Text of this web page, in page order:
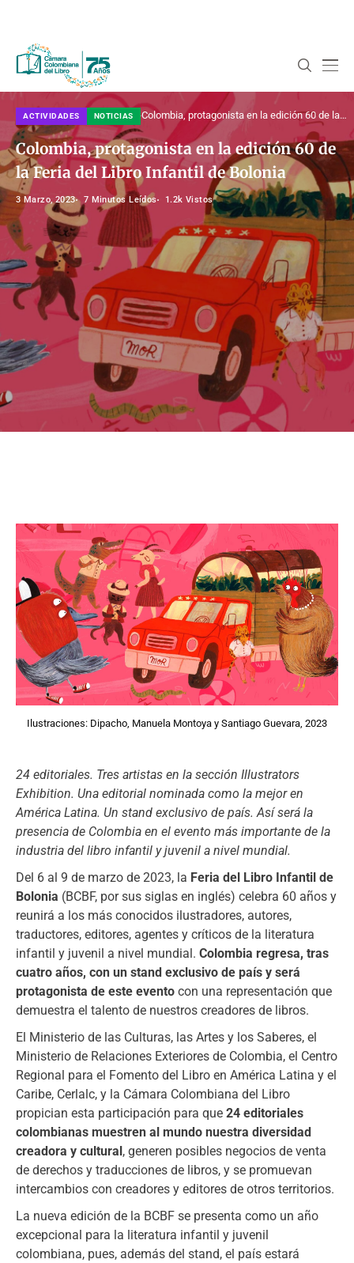
Home Noticias Actividades
Colombia, protagonista en la edición 60 de la
Feria del Libro Infantil de Bolonia
ACTIVIDADES NOTICIAS
Colombia, protagonista en la edición 60 de
la Feria del Libro Infantil de Bolonia
3 Marzo, 2023 7 Minutos Leídos 1.2k Vistos
Ilustraciones: Dipacho, Manuela Montoya y Santiago Guevara, 2023
24 editoriales. Tres artistas en la sección Illustrators
Exhibition. Una editorial nominada como la mejor en
América Latina. Un stand exclusivo de país. Así será la
presencia de Colombia en el evento más importante de la
industria del libro infantil y juvenil a nivel mundial.
Del 6 al 9 de marzo de 2023, la Feria del Libro Infantil de
Bolonia (BCBF, por sus siglas en inglés) celebra 60 años y
reunirá a los más conocidos ilustradores, autores,
traductores, editores, agentes y críticos de la literatura
infantil y juvenil a nivel mundial. Colombia regresa, tras
cuatro años, con un stand exclusivo de país y será
protagonista de este evento con una representación que
demuestra el talento de nuestros creadores de libros.
El Ministerio de las Culturas, las Artes y los Saberes, el
Ministerio de Relaciones Exteriores de Colombia, el Centro
Regional para el Fomento del Libro en América Latina y el
Caribe, Cerlalc, y la Cámara Colombiana del Libro
propician esta participación para que 24 editoriales
colombianas muestren al mundo nuestra diversidad
creadora y cultural, generen posibles negocios de venta
de derechos y traducciones de libros, y se promuevan
intercambios con creadores y editores de otros territorios.
La nueva edición de la BCBF se presenta como un año
excepcional para la literatura infantil y juvenil
colombiana, pues, además del stand, el país estará